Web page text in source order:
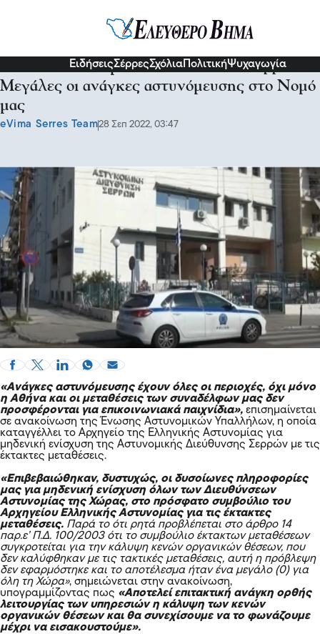
ΕιδήσειςΣέρρεςΣχόλια ΠολιτικήΨυχαγωγία
Ένωση Αστυνομικών Υπαλλήλων Σερρών:
Μεγάλες οι ανάγκες αστυνόμευσης στο Νομό
μας
eVima Serres Team28 Σεπ 2022, 03:47
«Ανάγκες αστυνόμευσης έχουν όλες οι περιοχές, όχι μόνο
η Αθήνα και οι μεταθέσεις των συναδέλφων μας δεν
προσφέρονται για επικοινωνιακά παιχνίδια», επισημαίνεται
σε ανακοίνωση της Ένωσης Αστυνομικών Υπαλλήλων, η οποία
καταγγέλλει το Αρχηγείο της Ελληνικής Αστυνομίας για
μηδενική ενίσχυση της Αστυνομικής Διεύθυνσης Σερρών με τις
έκτακτες μεταθέσεις.
«Επιβεβαιώθηκαν, δυστυχώς, οι δυσοίωνες πληροφορίες
μας για μηδενική ενίσχυση όλων των Διευθύνσεων
Αστυνομίας της Χώρας, στο πρόσφατο συμβούλιο του
Αρχηγείου Ελληνικής Αστυνομίας για τις έκτακτες
μεταθέσεις. Παρά το ότι ρητά προβλέπεται στο άρθρο 14
παρ.ε’ Π.Δ. 100/2003 ότι το συμβούλιο έκτακτων μεταθέσεων
συγκροτείται για την κάλυψη κενών οργανικών θέσεων, που
δεν καλύφθηκαν με τις τακτικές μεταθέσεις, αυτή η πρόβλεψη
δεν εφαρμόστηκε και το αποτέλεσμα ήταν ένα μεγάλο (0) για
όλη τη Χώρα», σημειώνεται στην ανακοίνωση,
υπογραμμίζοντας πως «Αποτελεί επιτακτική ανάγκη ορθής
λειτουργίας των υπηρεσιών η κάλυψη των κενών
οργανικών θέσεων και θα συνεχίσουμε να το φωνάζουμε
μέχρι να εισακουστούμε».